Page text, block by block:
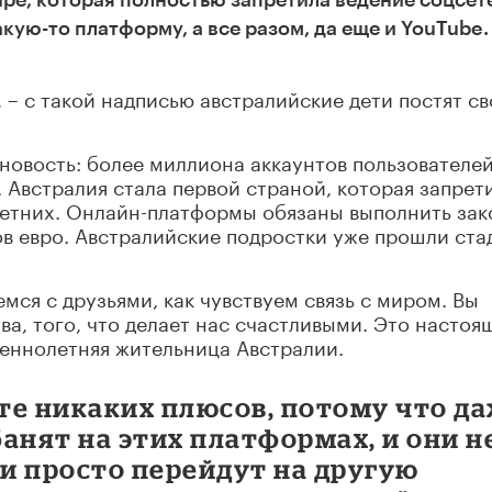
то платформу, а все разом, да еще и
с такой надписью австралийские дети постят
более миллиона аккаунтов
стала первой страной, которая
Онлайн-платформы обязаны выполнить
евро. Австралийские подростки уже прошли
с друзьями, как чувствуем связь с миром. Вы
того, что делает нас счастливыми. Это
жительница Австралии.
никаких плюсов, потому что
на этих платформах, и они
просто перейдут на другую